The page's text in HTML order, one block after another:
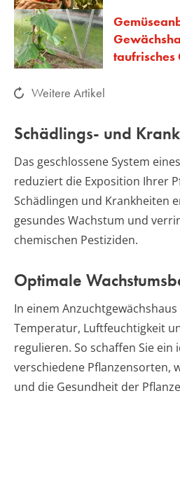
taufrisches
Weitere Artikel
Schädlings- und
Das geschlossene System
reduziert die Exposition Ihrer
Schädlingen und Krankheiten
gesundes Wachstum und
chemischen Pestiziden.
Optimale
In einem
Temperatur, Luftfeuchtigkeit
regulieren. So schaffen Sie
verschiedene Pflanzensorten,
und die Gesundheit der